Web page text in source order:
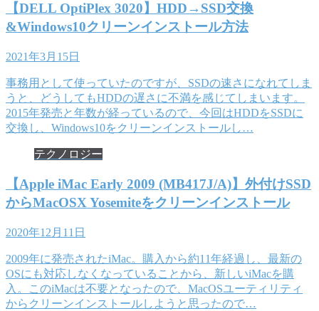
【DELL OptiPlex 3020】HDD→SSD交換
&Windows10クリーンインストール方法
2021年3月15日
事務用として使っていたのですが、SSDの速さになれてしま
うと、どうしてもHDDの遅さに不満を感じてしまいます。
2015年発売と年数が経っているので、今回はHDDをSSDに
交換し、Windows10をクリーンインストールし…
テクノロジー
【Apple iMac Early 2009 (MB417J/A)】外付けSSD
からMacOSX Yosemiteをクリーンインストール
2020年12月11日
2009年に発売されたiMac。購入から約11年経過し、最新の
OSにも対応しなくなっていることから、新しいiMacを購
入。このiMacは不要となったので、MacOSユーティリティ
からクリーンインストールしようと思ったので…